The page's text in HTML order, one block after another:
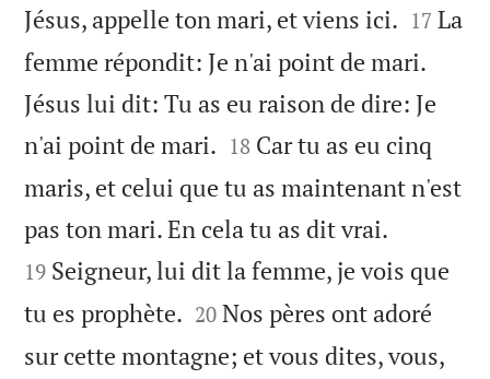
Jésus, appelle ton mari, et viens ici. 

17 La
femme répondit: Je n'ai point de mari.
Jésus lui dit: Tu as eu raison de dire: Je
n'ai point de mari. 

18 Car tu as eu cinq
maris, et celui que tu as maintenant n'est
pas ton mari. En cela tu as dit vrai.
19 Seigneur, lui dit la femme, je vois que
tu es prophète. 

20 Nos pères ont adoré
sur cette montagne; et vous dites, vous,